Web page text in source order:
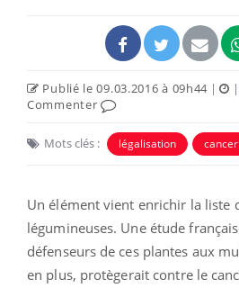
Publié le 09.03.2016 à 09h44 | |
Commenter
Mots clés : légalisation cancer
Un élément vient enrichir la liste
légumineuses. Une étude
défenseurs de ces plantes aux
en plus, protègerait contre le